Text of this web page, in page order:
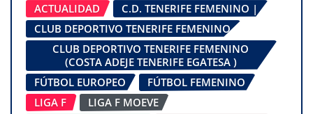
ACTUALIDAD
C.D. TENERIFE FEMENINO |
CLUB DEPORTIVO TENERIFE FEMENINO
CLUB DEPORTIVO TENERIFE FEMENINO
(COSTA ADEJE TENERIFE EGATESA )
FÚTBOL EUROPEO
FÚTBOL FEMENINO
LIGA F
LIGA F MOEVE